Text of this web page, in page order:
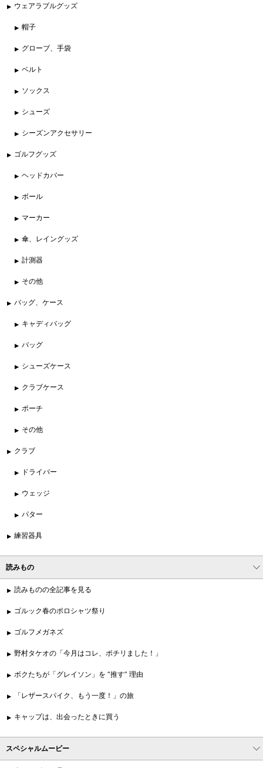
ウェアラブルグッズ
帽子
グローブ、手袋
ベルト
ソックス
シューズ
シーズンアクセサリー
ゴルフグッズ
ヘッドカバー
ボール
マーカー
傘、レイングッズ
計測器
その他
バッグ、ケース
キャディバッグ
バッグ
シューズケース
クラブケース
ポーチ
その他
クラブ
ドライバー
ウェッジ
パター
練習器具
読みもの
読みものの全記事を見る
ゴルック春のポロシャツ祭り
ゴルフメガネズ
野村タケオの「今月はコレ、ポチリました！」
ボクたちが「グレイソン」を “推す” 理由
「レザースパイク、もう一度！」の旅
キャップは、出会ったときに買う
スペシャルムービー